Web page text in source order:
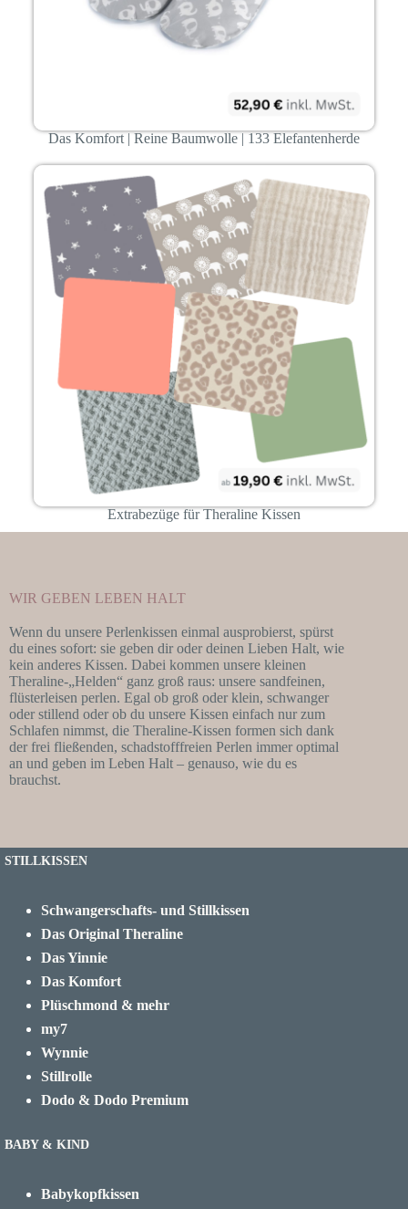
Das Komfort | Reine Baumwolle | 133 Elefantenherde
Extrabezüge für Theraline Kissen
WIR GEBEN LEBEN HALT
Wenn du unsere Perlenkissen einmal ausprobierst, spürst
du eines sofort: sie geben dir oder deinen Lieben Halt, wie
kein anderes Kissen. Dabei kommen unsere kleinen
Theraline-„Helden“ ganz groß raus: unsere sandfeinen,
flüsterleisen perlen. Egal ob groß oder klein, schwanger
oder stillend oder ob du unsere Kissen einfach nur zum
Schlafen nimmst, die Theraline-Kissen formen sich dank
der frei fließenden, schadstofffreien Perlen immer optimal
an und geben im Leben Halt – genauso, wie du es
brauchst.
STILLKISSEN
Schwangerschafts- und Stillkissen
Das Original Theraline
Das Yinnie
Das Komfort
Plüschmond & mehr
my7
Wynnie
Stillrolle
Dodo & Dodo Premium
BABY & KIND
Babykopfkissen